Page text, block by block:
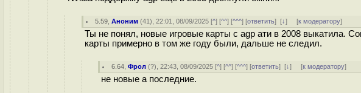
5.59 ,Аноним (41), 22:01, 08/09/2025 [^] [^^] [^^^] [ответить][↓] [к модератору]
Ты не понял, новые игровые карты с agp ати в 2008 выкатила.
карты примерно в том же году были, дальше не следил.
6.64 ,Фрол (?), 22:43, 08/09/2025 [^] [^^] [^^^] [ответить][↓] [к модератору]
не новые а последние.